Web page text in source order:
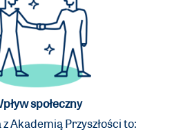
społeczny
Akademią Przyszłości to: